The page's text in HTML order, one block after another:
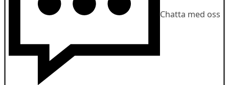
Chatta med oss